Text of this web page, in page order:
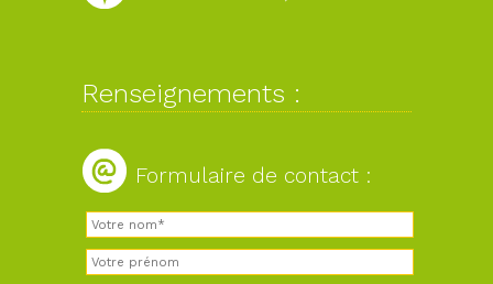
Renseignements :
Formulaire de contact :